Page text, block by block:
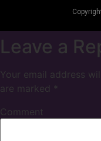
Leave a
Your email address
are marked *
Comment